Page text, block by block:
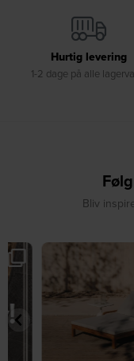
Hurtig levering
1-2 dage på alle
Bliv
☀️ Sommerens favorit til
8 0